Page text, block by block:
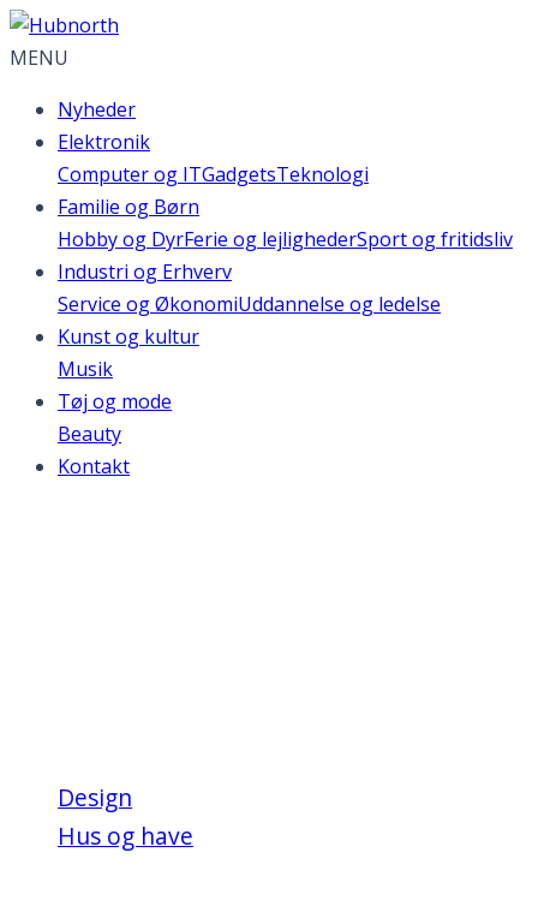
MENU
Nyheder
Elektronik
Computer og ITGadgetsTeknologi
Familie og Børn
Hobby og DyrFerie og lejlighederSport og fritidsliv
Industri og Erhverv
Service og ØkonomiUddannelse og ledelse
Kunst og kultur
Musik
Tøj og mode
Beauty
Kontakt
Design
Hus og have